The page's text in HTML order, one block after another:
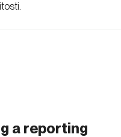
a reporting